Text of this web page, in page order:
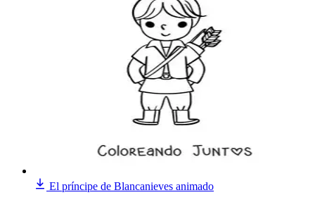
El príncipe de Blancanieves animado